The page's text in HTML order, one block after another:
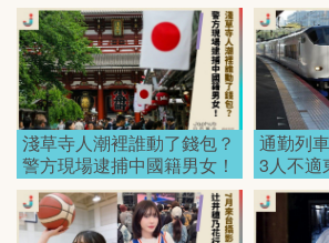
淺草寺人潮裡誰動了錢包？
警方現場逮捕中國籍男女！
通勤列
3人不適
駛！